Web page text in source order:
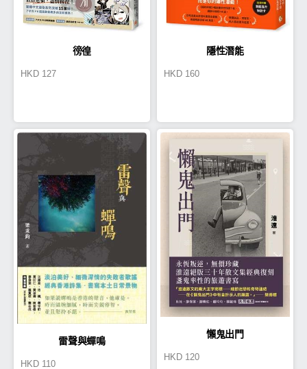
徬徨
HKD 127
隱性潛能
HKD 160
雷聲與蟬鳴
HKD 110
懶鬼出門
HKD 120